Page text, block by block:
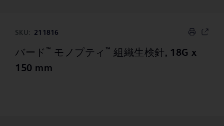
SKU: 211816
バード ™ モノプティ ™ 組織生検針, 18G x
150 mm